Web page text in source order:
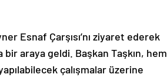
Esnaf Çarşısı’nı ziyaret ederek
bir araya geldi. Başkan Taşkın, hem
çalışmalar üzerine